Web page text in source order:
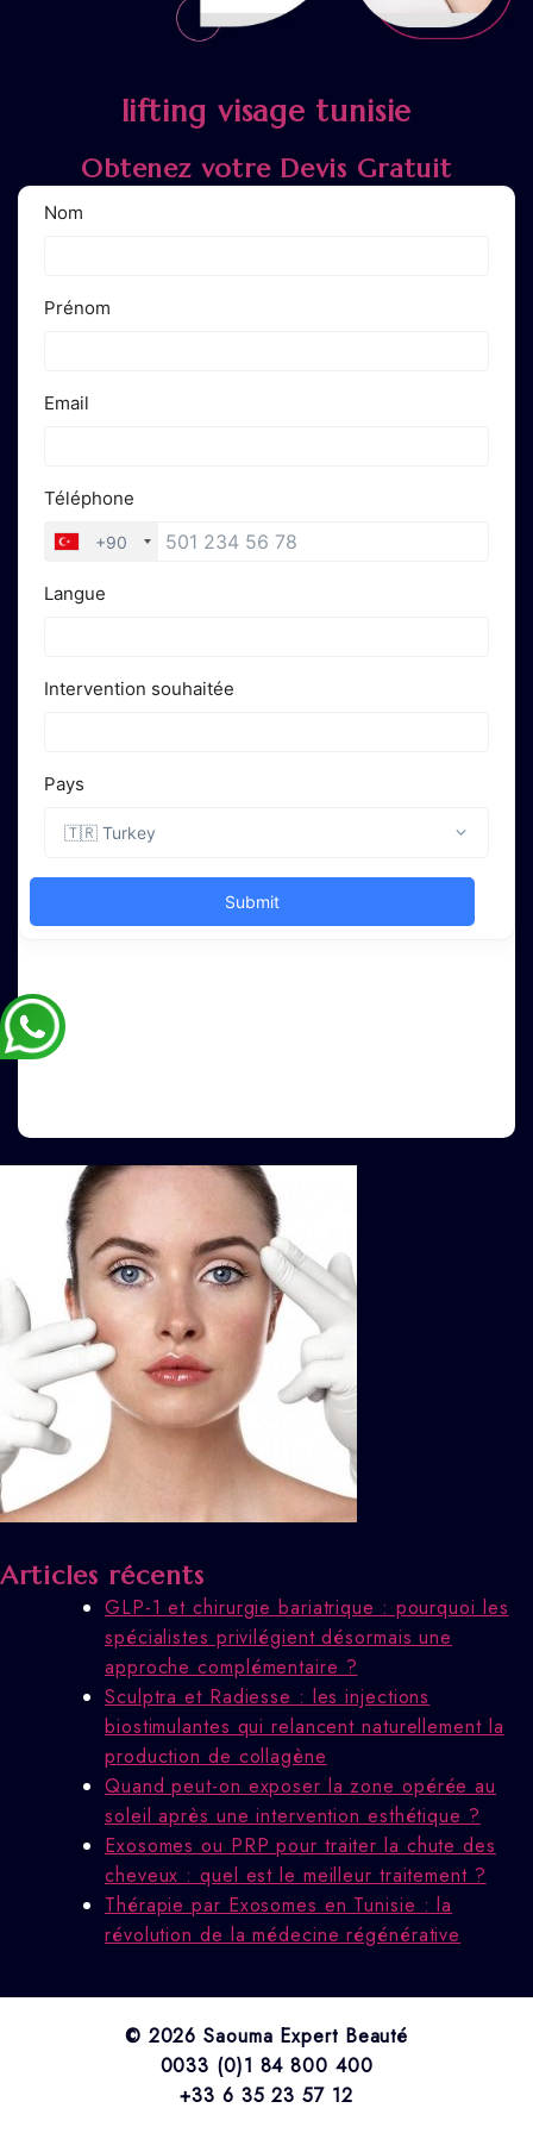
lifting visage tunisie
Obtenez votre Devis Gratuit
Articles récents
GLP-1 et chirurgie bariatrique : pourquoi les
spécialistes privilégient désormais une
approche complémentaire ?
Sculptra et Radiesse : les injections
biostimulantes qui relancent naturellement la
production de collagène
Quand peut-on exposer la zone opérée au
soleil après une intervention esthétique ?
Exosomes ou PRP pour traiter la chute des
cheveux : quel est le meilleur traitement ?
Thérapie par Exosomes en Tunisie : la
révolution de la médecine régénérative
© 2026 Saouma Expert Beauté
0033 (0)1 84 800 400
+33 6 35 23 57 12